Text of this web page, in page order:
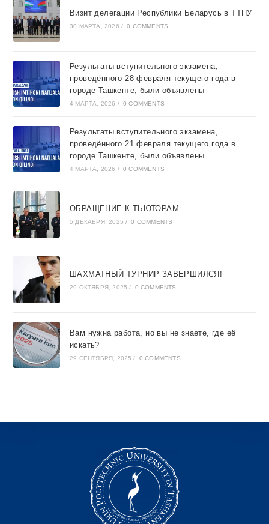
Визит делегации Республики Беларусь в ТТПУ
30 МАРТА, 2026 / 0 COMMENTS
Результаты вступительного экзамена,
проведённого 28 февраля текущего года в
городе Ташкентe, были объявлены
4 МАРТА, 2026 / 0 COMMENTS
Результаты вступительного экзамена,
проведённого 21 февраля текущего года в
городе Ташкентe, были объявлены
4 МАРТА, 2026 / 0 COMMENTS
ОБРАЩЕНИЕ К ТЬЮТОРАМ
5 ДЕКАБРЯ, 2025 / 0 COMMENTS
ШАХМАТНЫЙ ТУРНИР ЗАВЕРШИЛСЯ!
29 ОКТЯБРЯ, 2025 / 0 COMMENTS
Вам нужна работа, но вы не знаете, где её
искать?
29 СЕНТЯБРЯ, 2025 / 0 COMMENTS